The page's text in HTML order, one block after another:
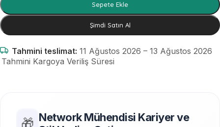
Sepete Ekle
Şimdi Satın Al
Tahmini teslimat: 11 Ağustos 2026 – 13 Ağustos 2026
Tahmini Kargoya Veriliş Süresi
🎁 Network Mühendisi Kariyer ve